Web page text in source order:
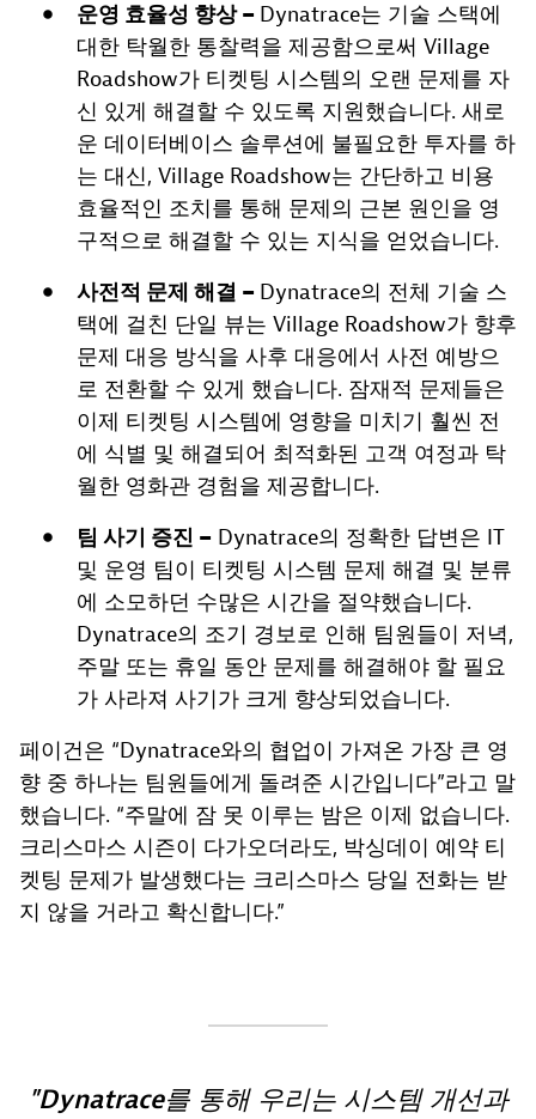
운영 효율성 향상 – Dynatrace는 기술 스택에
대한 탁월한 통찰력을 제공함으로써 Village
Roadshow가 티켓팅 시스템의 오랜 문제를 자
신 있게 해결할 수 있도록 지원했습니다. 새로
운 데이터베이스 솔루션에 불필요한 투자를 하
는 대신, Village Roadshow는 간단하고 비용
효율적인 조치를 통해 문제의 근본 원인을 영
구적으로 해결할 수 있는 지식을 얻었습니다.
사전적 문제 해결 – Dynatrace의 전체 기술 스
택에 걸친 단일 뷰는 Village Roadshow가 향후
문제 대응 방식을 사후 대응에서 사전 예방으
로 전환할 수 있게 했습니다. 잠재적 문제들은
이제 티켓팅 시스템에 영향을 미치기 훨씬 전
에 식별 및 해결되어 최적화된 고객 여정과 탁
월한 영화관 경험을 제공합니다.
팀 사기 증진 – Dynatrace의 정확한 답변은 IT
및 운영 팀이 티켓팅 시스템 문제 해결 및 분류
에 소모하던 수많은 시간을 절약했습니다.
Dynatrace의 조기 경보로 인해 팀원들이 저녁,
주말 또는 휴일 동안 문제를 해결해야 할 필요
가 사라져 사기가 크게 향상되었습니다.
페이건은 “Dynatrace와의 협업이 가져온 가장 큰 영
향 중 하나는 팀원들에게 돌려준 시간입니다”라고 말
했습니다. “주말에 잠 못 이루는 밤은 이제 없습니다.
크리스마스 시즌이 다가오더라도, 박싱데이 예약 티
켓팅 문제가 발생했다는 크리스마스 당일 전화는 받
지 않을 거라고 확신합니다.”
Dynatrace를 통해 우리는 시스템 개선과